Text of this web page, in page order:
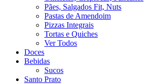
Pães, Salgados Fit, Nuts
Pastas de Amendoim
Pizzas Integrais
Tortas e Quiches
Ver Todos
Doces
Bebidas
Sucos
Santo Prato